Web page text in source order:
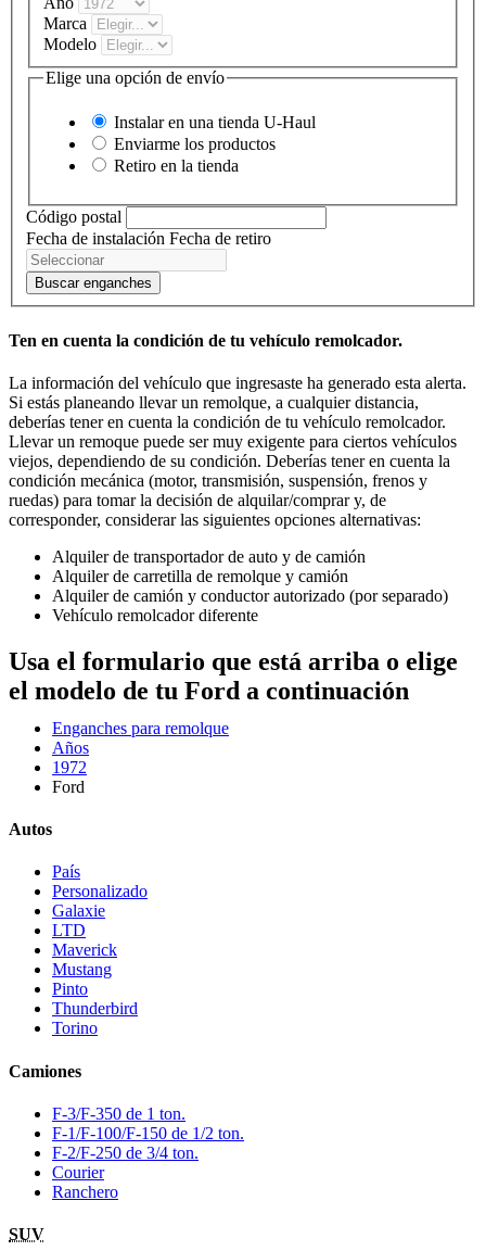
Marca
Modelo
Elige una opción de envío
Instalar en una tienda U-Haul
Enviarme los productos
Retiro en la tienda
Código postal
Fecha de instalación Fecha de retiro
Buscar enganches
Ten en cuenta la condición de tu vehículo remolcador.
La información del vehículo que ingresaste ha generado esta alerta.
Si estás planeando llevar un remolque, a cualquier distancia,
deberías tener en cuenta la condición de tu vehículo remolcador.
Llevar un remoque puede ser muy exigente para ciertos vehículos
viejos, dependiendo de su condición. Deberías tener en cuenta la
condición mecánica (motor, transmisión, suspensión, frenos y
ruedas) para tomar la decisión de alquilar/comprar y, de
corresponder, considerar las siguientes opciones alternativas:
Alquiler de transportador de auto y de camión
Alquiler de carretilla de remolque y camión
Alquiler de camión y conductor autorizado (por separado)
Vehículo remolcador diferente
Usa el formulario que está arriba o elige
el modelo de tu Ford a continuación
Enganches para remolque
Años
1972
Ford
Autos
País
Personalizado
Galaxie
LTD
Maverick
Mustang
Pinto
Thunderbird
Torino
Camiones
F-3/F-350 de 1 ton.
F-1/F-100/F-150 de 1/2 ton.
F-2/F-250 de 3/4 ton.
Courier
Ranchero
SUV